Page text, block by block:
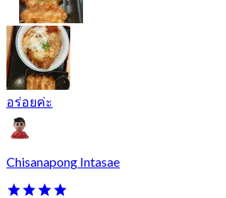
อร่อยค่ะ
Chisanapong Intasae